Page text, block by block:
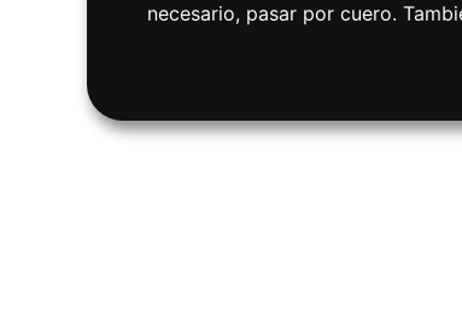
necesario, pasar por cuero.